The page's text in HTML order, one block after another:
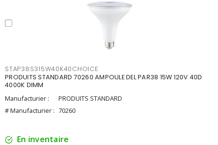
STAP38S315W40K40CHOICE
PRODUITS STANDARD 70260 AMPOULE DEL PAR38 15W 120V 40D
4000K DIMM
Manufacturier :
PRODUITS STANDARD
# Manufacturier : 70260
En inventaire